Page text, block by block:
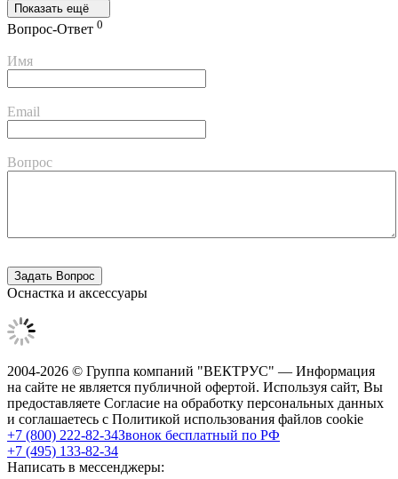
Показать ещё
Вопрос-Ответ 0
Имя
Email
Вопрос
Оснастка и аксессуары
2004-2026 © Группа компаний "ВЕКТРУС" — Информация
на сайте не является публичной офертой. Используя сайт, Вы
предоставляете Согласие на обработку персональных данных
и соглашаетесь с Политикой использования файлов cookie
+7 (800) 222-82-34Звонок бесплатный по РФ
+7 (495) 133-82-34
Написать в мессенджеры: